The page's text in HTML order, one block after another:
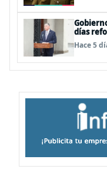
días
seguridad
Hace 5